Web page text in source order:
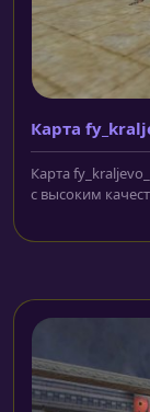
Карта
Карта
с высоким